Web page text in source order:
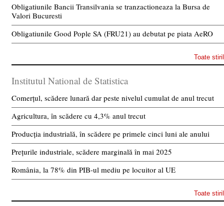
Obligatiunile Bancii Transilvania se tranzactioneaza la Bursa de
Valori Bucuresti
Obligatiunile Good Pople SA (FRU21) au debutat pe piata AeRO
Toate
Institutul National de Statistica
Comerțul, scădere lunară dar peste nivelul cumulat de anul trecut
Agricultura, în scădere cu 4,3% anul trecut
Producția industrială, în scădere pe primele cinci luni ale anului
Prețurile industriale, scădere marginală în mai 2025
România, la 78% din PIB-ul mediu pe locuitor al UE
Toate